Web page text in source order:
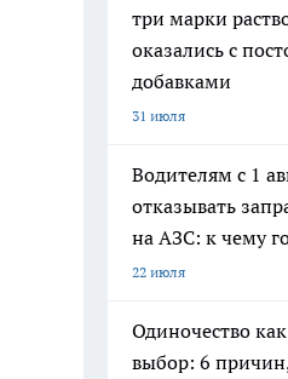
три марки
оказались с
добавками
31 июля
Водителям с 1
отказывать
на АЗС: к чему
22 июля
Одиночество
выбор: 6